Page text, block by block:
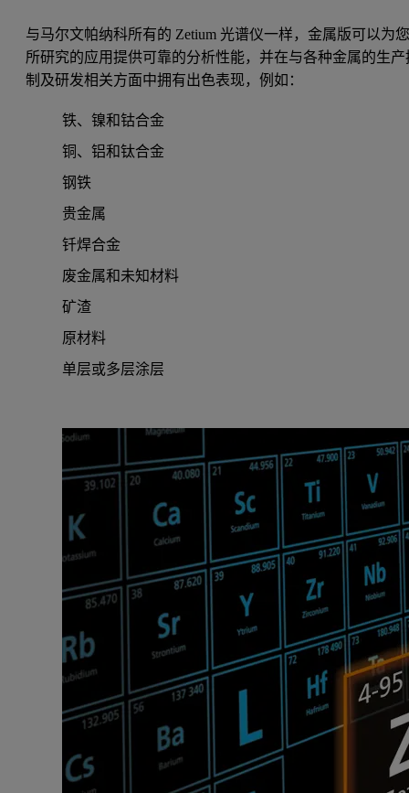
与马尔文帕纳科所有的 Zetium 光谱仪一样，金属版可以为
所研究的应用提供可靠的分析性能，并在与各种金属的生产
制及研发相关方面中拥有出色表现，例如：
铁、镍和钴合金
铜、铝和钛合金
钢铁
贵金属
钎焊合金
废金属和未知材料
矿渣
原材料
单层或多层涂层